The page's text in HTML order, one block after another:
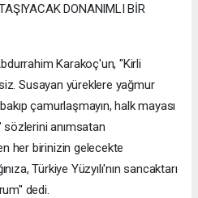
DONANIMLI BİR
Karakoç'un, "Kirli
Susayan yüreklere yağmur
çamurlaşmayın, halk mayası
anımsatan
her birinizin gelecekte
Türkiye Yüzyılı'nın sancaktarı
dedi.